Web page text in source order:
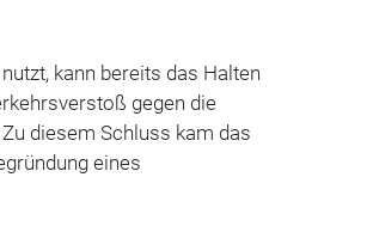
kann bereits das Halten
gegen die
diesem Schluss kam das
eines